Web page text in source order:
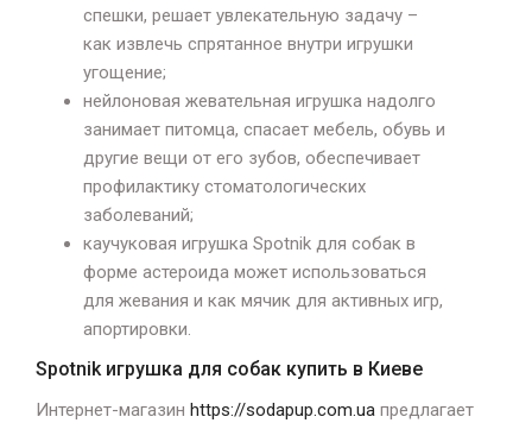
спешки, решает увлекательную задачу –
как извлечь спрятанное внутри игрушки
угощение;
нейлоновая жевательная игрушка надолго
занимает питомца, спасает мебель, обувь и
другие вещи от его зубов, обеспечивает
профилактику стоматологических
заболеваний;
каучуковая игрушка Spotnik для собак в
форме астероида может использоваться
для жевания и как мячик для активных игр,
апортировки.
Spotnik игрушка для собак купить в Киеве
Интернет-магазин https://sodapup.com.ua предлагает